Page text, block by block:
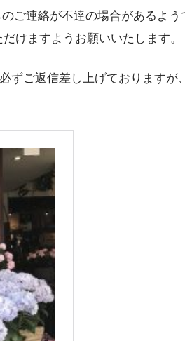
ご連絡が不達の場合があるよう
けますようお願いいたします。
ずご返信差し上げております